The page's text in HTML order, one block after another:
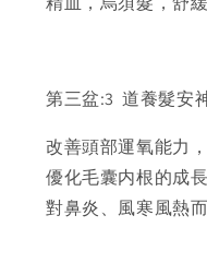
第三盆:3 道養髮安
改善頭部運氧能力
優化毛囊内根的成
對鼻炎、風寒風熱